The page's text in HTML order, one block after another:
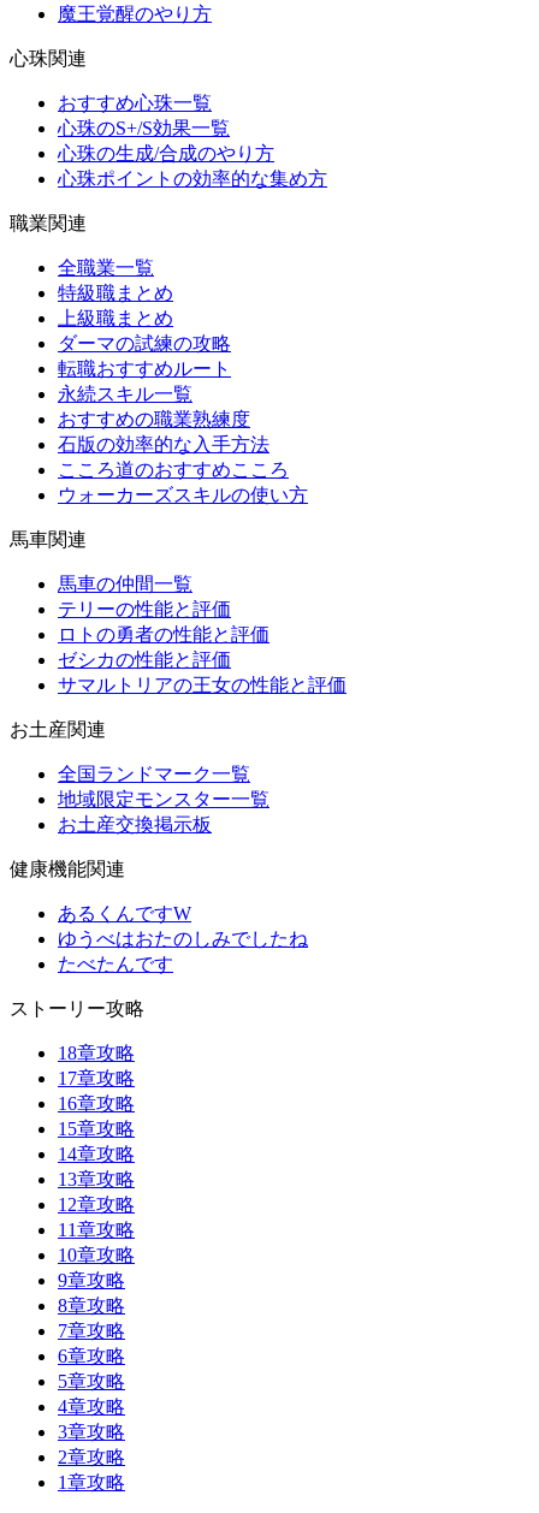
魔王覚醒のやり方
心珠関連
おすすめ心珠一覧
心珠のS+/S効果一覧
心珠の生成/合成のやり方
心珠ポイントの効率的な集め方
職業関連
全職業一覧
特級職まとめ
上級職まとめ
ダーマの試練の攻略
転職おすすめルート
永続スキル一覧
おすすめの職業熟練度
石版の効率的な入手方法
こころ道のおすすめこころ
ウォーカーズスキルの使い方
馬車関連
馬車の仲間一覧
テリーの性能と評価
ロトの勇者の性能と評価
ゼシカの性能と評価
サマルトリアの王女の性能と評価
お土産関連
全国ランドマーク一覧
地域限定モンスター一覧
お土産交換掲示板
健康機能関連
あるくんですW
ゆうべはおたのしみでしたね
たべたんです
ストーリー攻略
18章攻略
17章攻略
16章攻略
15章攻略
14章攻略
13章攻略
12章攻略
11章攻略
10章攻略
9章攻略
8章攻略
7章攻略
6章攻略
5章攻略
4章攻略
3章攻略
2章攻略
1章攻略